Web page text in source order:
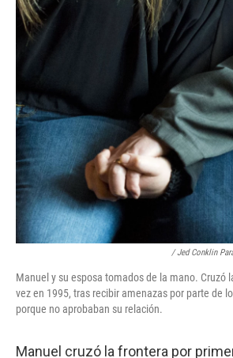
/ Jed Conklin
Manuel y su esposa tomados de la mano. Cruzó
vez en 1995, tras recibir amenazas por parte de
porque no aprobaban su relación.
Manuel cruzó la frontera por